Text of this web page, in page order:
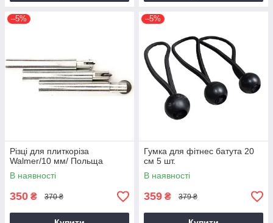
–5%
Різці для плиткоріза
Walmer/10 мм/ Польща
В наявності
350 ₴ 370 ₴
–5%
Гумка для фітнес батута 20
см 5 шт.
В наявності
359 ₴ 379 ₴